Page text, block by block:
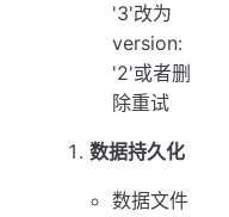
'3'改为
version:
'2'或者删
除重试
数据持久化
数据文件